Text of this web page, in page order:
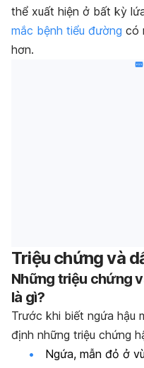
thể xuất hiện ở bất kỳ
mắc bệnh tiểu đường có
hơn.
Triệu chứng và
Những triệu chứng
là gì?
Trước khi biết ngứa hậu
định những triệu chứng
Ngứa, mẫn đỏ ở